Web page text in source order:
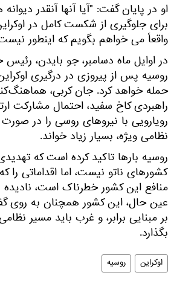
او در پایان گفت: "آیا آنها آنقدر
برای جلوگیری از شکست کامل در
واقعاً می خواهم بگویم که اینطور
در اوایل ماه دسامبر، جو بایدن،
روسیه پس از پیروزی در درگیری
حمله خواهد کرد. جان کربی،
راهبردی کاخ سفید، احتمال مشارکت
رویارویی با نیروهای روسی را در
نظامی ویژه، بسیار زیاد خواند.
روسیه بارها تاکید کرده است که
کشورهای ناتو نیست، اما اقداماتی را
منافع این کشور خطرناک است،
عین حال، این کشور همچنان به روی
بر مبنایی برابر، و غرب باید مسیر
بگذارد.
اوکراین روسیه